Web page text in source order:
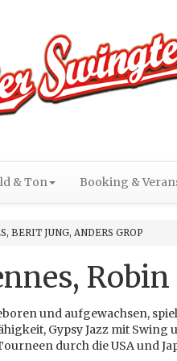
& Ton Booking &
BERIT JUNG, ANDERS GROP
und aufgewachsen,
Gypsy Jazz mit
durch die USA und